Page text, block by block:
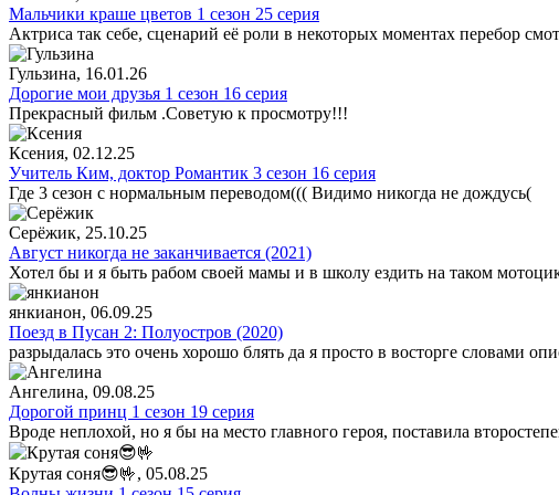
Мальчики краше цветов 1 сезон 25 серия
Актриса так себе, сценарий её роли в некоторых моментах перебор
Гульзина, 16.01.26
Дорогие мои друзья 1 сезон 16 серия
Прекрасный фильм .Советую к просмотру!!!
Ксения, 02.12.25
Учитель Ким, доктор Романтик 3 сезон 16 серия
Где 3 сезон с нормальным переводом((( Видимо никогда не дождусь(
Серёжик, 25.10.25
Август никогда не заканчивается (2021)
Хотел бы и я быть рабом своей мамы и в школу ездить на таком
янкианон, 06.09.25
Поезд в Пусан 2: Полуостров (2020)
разрыдалась это очень хорошо блять да я просто в восторге словами
Ангелина, 09.08.25
Дорогой принц 1 сезон 19 серия
Вроде неплохой, но я бы на место главного героя, поставила
Крутая соня😎🤟, 05.08.25